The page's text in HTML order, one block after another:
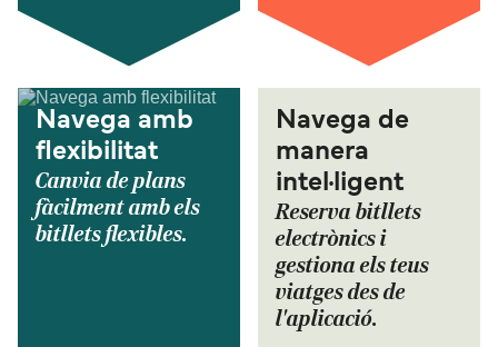
Navega amb
flexibilitat
Canvia de plans
fàcilment amb els
bitllets flexibles.
Navega de
manera
intel·ligent
Reserva bitllets
electrònics i
gestiona els teus
viatges des de
l'aplicació.